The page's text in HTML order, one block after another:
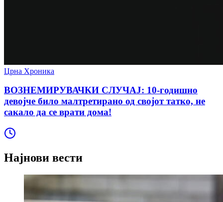
Црна Хроника
ВОЗНЕМИРУВАЧКИ СЛУЧАЈ: 10-годишно
девојче било малтретирано од својот татко, не
сакало да се врати дома!
Најнови вести